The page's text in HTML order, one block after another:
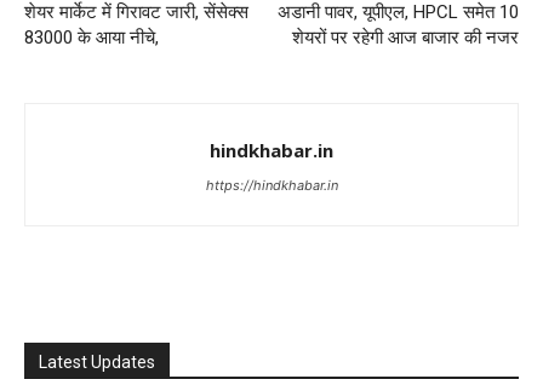
शेयर मार्केट में गिरावट जारी, सेंसेक्स
83000 के आया नीचे,
अडानी पावर, यूपीएल, HPCL समेत 10
शेयरों पर रहेगी आज बाजार की नजर
hindkhabar.in
https://hindkhabar.in
Latest Updates